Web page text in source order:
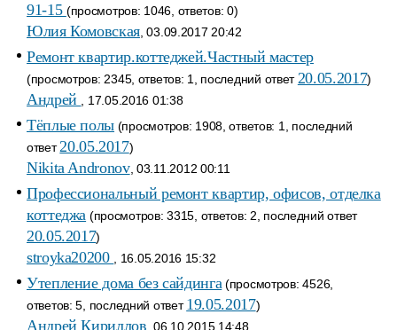
91-15 (просмотров: 1046, ответов: 0)
Юлия Комовская, 03.09.2017 20:42
Ремонт квартир.коттеджей.Частный мастер
(просмотров: 2345, ответов: 1, последний ответ20.05.2017)
Андрей , 17.05.2016 01:38
Тёплые полы (просмотров: 1908, ответов: 1, последний
ответ20.05.2017)
Nikita Andronov, 03.11.2012 00:11
Профессиональный ремонт квартир, офисов, отделка
коттеджа (просмотров: 3315, ответов: 2, последний ответ
20.05.2017)
stroyka20200 , 16.05.2016 15:32
Утепление дома без сайдинга (просмотров: 4526,
ответов: 5, последний ответ19.05.2017)
Андрей Кириллов , 06.10.2015 14:48